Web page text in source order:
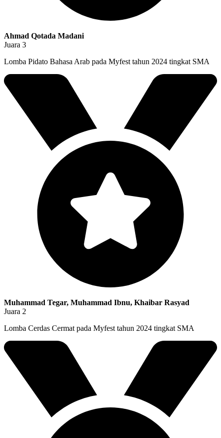
Ahmad Qotada Madani
Juara 3
Lomba Pidato Bahasa Arab pada Myfest tahun 2024 tingkat SMA
Muhammad Tegar, Muhammad Ibnu, Khaibar Rasyad
Juara 2
Lomba Cerdas Cermat pada Myfest tahun 2024 tingkat SMA